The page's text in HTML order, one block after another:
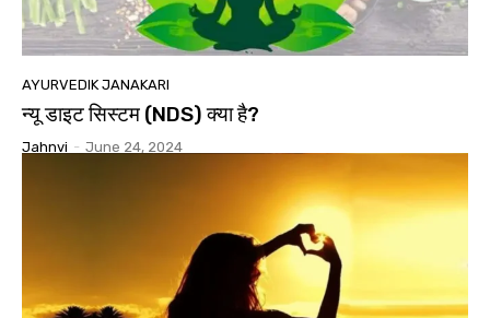
AYURVEDIK JANAKARI
न्यू डाइट सिस्टम (NDS) क्या है?
Jahnvi - June 24, 2024